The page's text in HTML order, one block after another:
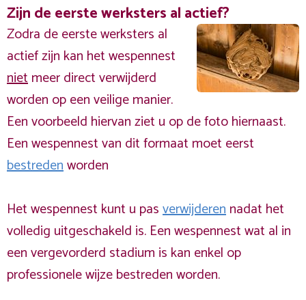
Zijn de eerste werksters al actief?
Zodra de eerste werksters al
actief zijn kan het wespennest
nietmeer direct verwijderd
worden op een veilige manier.
Een voorbeeld hiervan ziet u op de foto hiernaast.
Een wespennest van dit formaat moet eerst
bestredenworden
Het wespennest kunt u pasverwijderennadat het
volledig uitgeschakeld is. Een wespennest wat al in
een vergevorderd stadium is kan enkel op
professionele wijze bestreden worden.